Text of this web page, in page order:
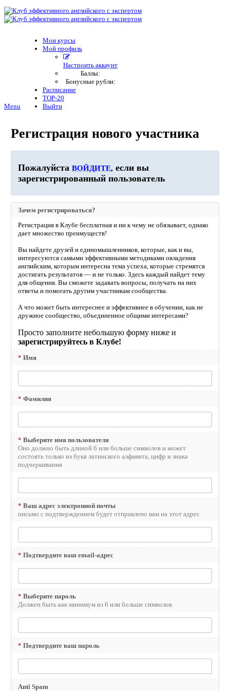
Menu
Мои курсы
Мой профиль
Настроить аккаунт
Баллы:
Бонусные рубли:
Расписание
TOP-20
Выйти
Регистрация нового участника
Пожалуйста ВОЙДИТЕ, если вы
зарегистрированный пользователь
Зачем регистрироваться?
Регистрация в Клубе бесплатная и ни к чему не обязывает, однако
дает множество преимуществ!
Вы найдете друзей и единомышленников, которые, как и вы,
интересуются самыми эффективными методиками овладения
английским, которым интересна тема успеха, которые стремятся
достигать результатов — и не только. Здесь каждый найдет тему
для общения. Вы сможете задавать вопросы, получать на них
ответы и помогать другим участникам сообщества.
А что может быть интереснее и эффективнее в обучении, как не
дружное сообщество, объединенное общими интересами?
Просто заполните небольшую форму ниже и
зарегистрируйтесь в Клубе!
* Имя
* Фамилия
* Выберите имя пользователя
Оно должно быть длиной 6 или больше символов и может
состоять только из букв латинского алфавита, цифр и знака
подчеркивания
* Ваш адрес электронной почты
письмо с подтверждением будет отправлено вам на этот адрес
* Подтвердите ваш email-адрес
* Выберите пароль
Должен быть как минимум из 6 или больше символов
* Подтвердите ваш пароль
Anti Spam